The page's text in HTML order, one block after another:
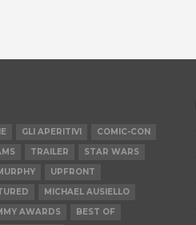
GLI APERITIVI
COMIC-CON
TRAILER
STAR WARS
UPFRONT
MICHAEL AUSIELLO
AWARDS BEST OF